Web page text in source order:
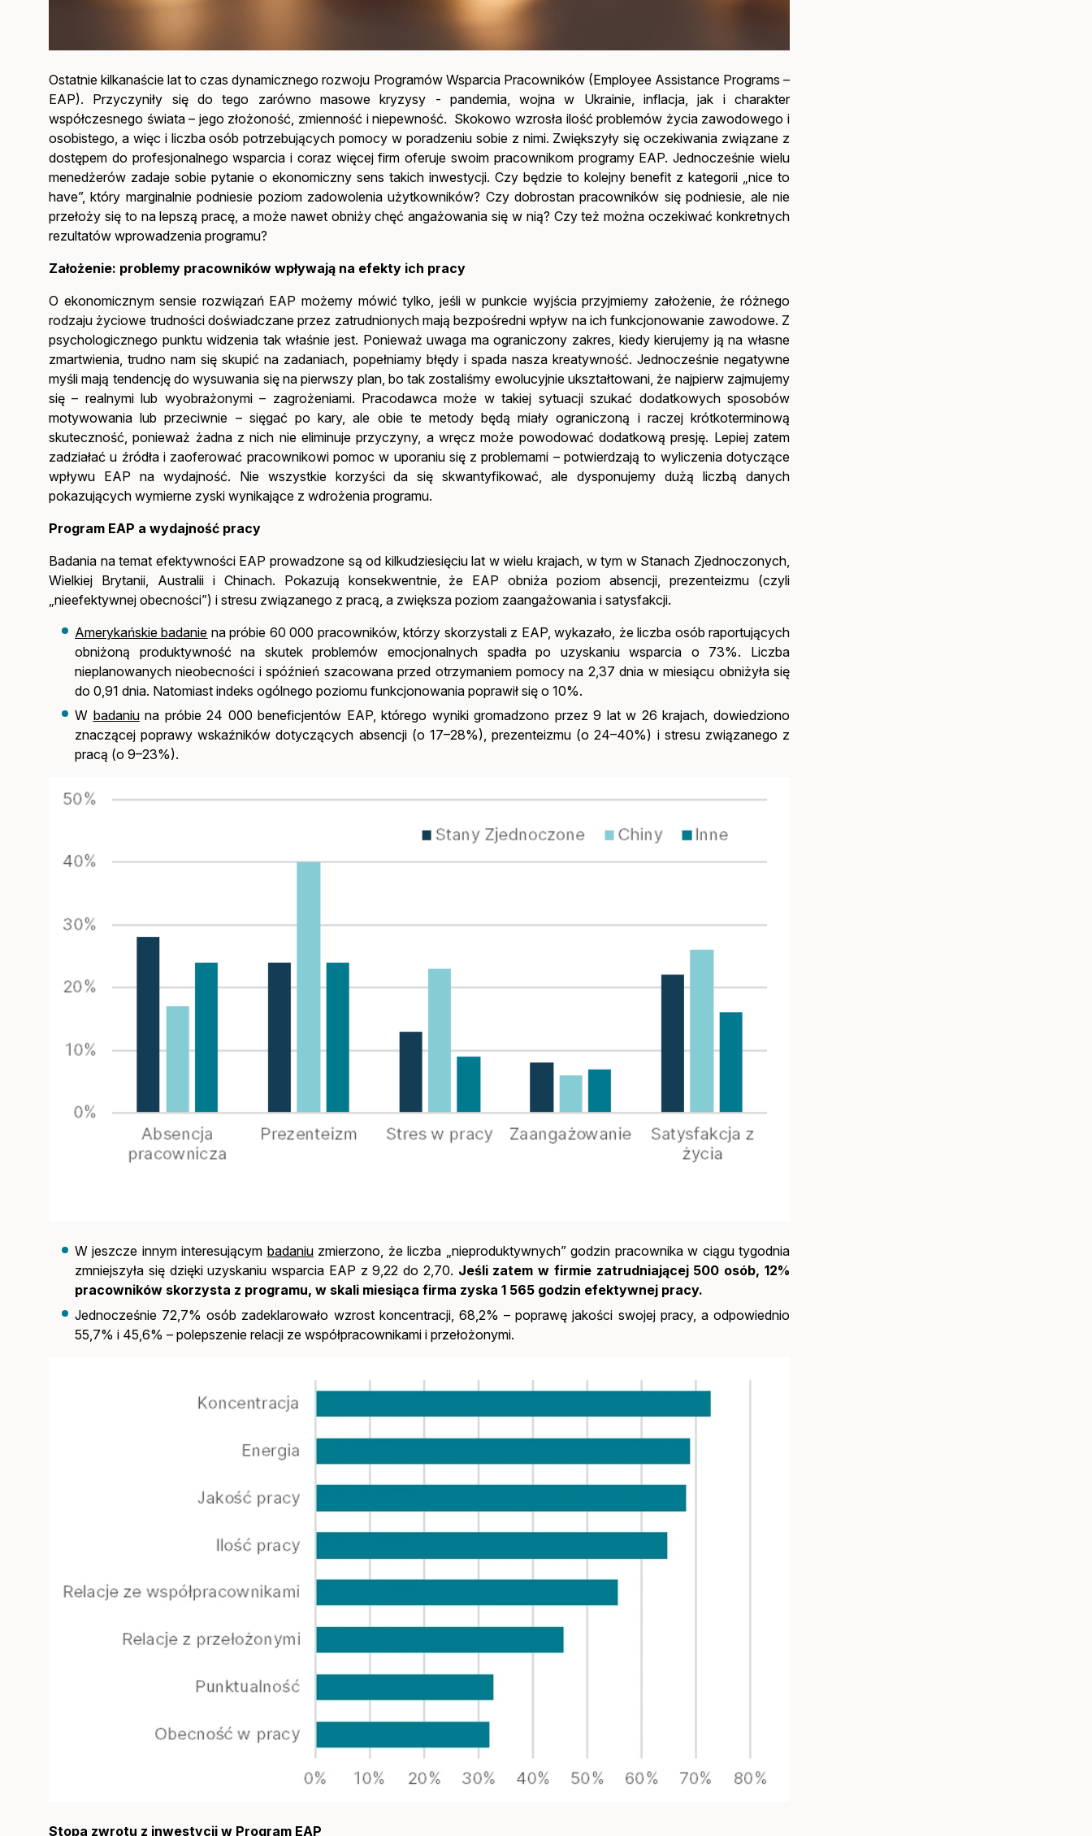
Ostatnie kilkanaście lat to czas dynamicznego rozwoju Programów Wsparcia Pracowników (Employee Assistance Programs –
EAP). Przyczyniły się do tego zarówno masowe kryzysy - pandemia, wojna w Ukrainie, inflacja, jak i charakter
współczesnego świata – jego złożoność, zmienność i niepewność. Skokowo wzrosła ilość problemów życia zawodowego i
osobistego, a więc i liczba osób potrzebujących pomocy w poradzeniu sobie z nimi. Zwiększyły się oczekiwania związane z
dostępem do profesjonalnego wsparcia i coraz więcej firm oferuje swoim pracownikom programy EAP. Jednocześnie wielu
menedżerów zadaje sobie pytanie o ekonomiczny sens takich inwestycji. Czy będzie to kolejny benefit z kategorii „nice to
have”, który marginalnie podniesie poziom zadowolenia użytkowników? Czy dobrostan pracowników się podniesie, ale nie
przełoży się to na lepszą pracę, a może nawet obniży chęć angażowania się w nią? Czy też można oczekiwać konkretnych
rezultatów wprowadzenia programu?
Założenie: problemy pracowników wpływają na efekty ich pracy
O ekonomicznym sensie rozwiązań EAP możemy mówić tylko, jeśli w punkcie wyjścia przyjmiemy założenie, że różnego
rodzaju życiowe trudności doświadczane przez zatrudnionych mają bezpośredni wpływ na ich funkcjonowanie zawodowe. Z
psychologicznego punktu widzenia tak właśnie jest. Ponieważ uwaga ma ograniczony zakres, kiedy kierujemy ją na własne
zmartwienia, trudno nam się skupić na zadaniach, popełniamy błędy i spada nasza kreatywność. Jednocześnie negatywne
myśli mają tendencję do wysuwania się na pierwszy plan, bo tak zostaliśmy ewolucyjnie ukształtowani, że najpierw zajmujemy
się – realnymi lub wyobrażonymi – zagrożeniami. Pracodawca może w takiej sytuacji szukać dodatkowych sposobów
motywowania lub przeciwnie – sięgać po kary, ale obie te metody będą miały ograniczoną i raczej krótkoterminową
skuteczność, ponieważ żadna z nich nie eliminuje przyczyny, a wręcz może powodować dodatkową presję. Lepiej zatem
zadziałać u źródła i zaoferować pracownikowi pomoc w uporaniu się z problemami – potwierdzają to wyliczenia dotyczące
wpływu EAP na wydajność. Nie wszystkie korzyści da się skwantyfikować, ale dysponujemy dużą liczbą danych
pokazujących wymierne zyski wynikające z wdrożenia programu.
Program EAP a wydajność pracy
Badania na temat efektywności EAP prowadzone są od kilkudziesięciu lat w wielu krajach, w tym w Stanach Zjednoczonych,
Wielkiej Brytanii, Australii i Chinach. Pokazują konsekwentnie, że EAP obniża poziom absencji, prezenteizmu (czyli
„nieefektywnej obecności”) i stresu związanego z pracą, a zwiększa poziom zaangażowania i satysfakcji.
Amerykańskie badanie na próbie 60 000 pracowników, którzy skorzystali z EAP, wykazało, że liczba osób raportujących
obniżoną produktywność na skutek problemów emocjonalnych spadła po uzyskaniu wsparcia o 73%. Liczba
nieplanowanych nieobecności i spóźnień szacowana przed otrzymaniem pomocy na 2,37 dnia w miesiącu obniżyła się
do 0,91 dnia. Natomiast indeks ogólnego poziomu funkcjonowania poprawił się o 10%.
W badaniuna próbie 24 000 beneficjentów EAP, którego wyniki gromadzono przez 9 lat w 26 krajach, dowiedziono
znaczącej poprawy wskaźników dotyczących absencji (o 17–28%), prezenteizmu (o 24–40%) i stresu związanego z
pracą (o 9–23%).
W jeszcze innym interesującym badaniuzmierzono, że liczba „nieproduktywnych” godzin pracownika w ciągu tygodnia
zmniejszyła się dzięki uzyskaniu wsparcia EAP z 9,22 do 2,70. Jeśli zatem w firmie zatrudniającej 500 osób, 12%
pracowników skorzysta z programu, w skali miesiąca firma zyska 1 565 godzin efektywnej pracy.
Jednocześnie 72,7% osób zadeklarowało wzrost koncentracji, 68,2% – poprawę jakości swojej pracy, a odpowiednio
55,7% i 45,6% – polepszenie relacji ze współpracownikami i przełożonymi.
Stopa zwrotu z inwestycji w Program EAP